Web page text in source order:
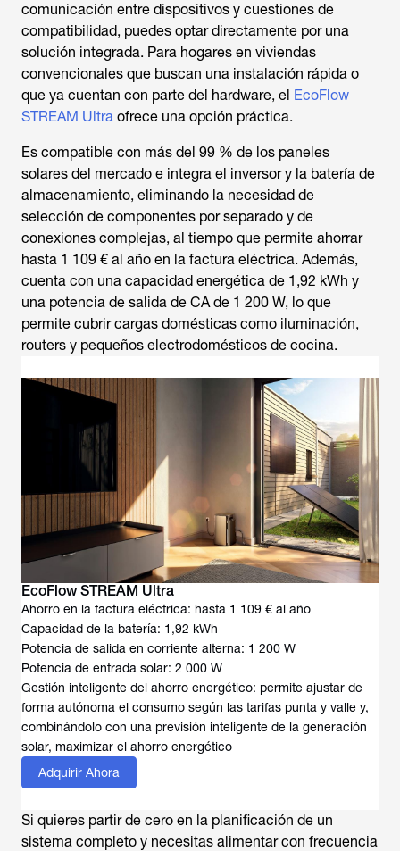
comunicación entre dispositivos y cuestiones de
compatibilidad, puedes optar directamente por una
solución integrada. Para hogares en viviendas
convencionales que buscan una instalación rápida o
que ya cuentan con parte del hardware, el EcoFlow
STREAM Ultra ofrece una opción práctica.
Es compatible con más del 99 % de los paneles
solares del mercado e integra el inversor y la batería de
almacenamiento, eliminando la necesidad de
selección de componentes por separado y de
conexiones complejas, al tiempo que permite ahorrar
hasta 1 109 € al año en la factura eléctrica. Además,
cuenta con una capacidad energética de 1,92 kWh y
una potencia de salida de CA de 1 200 W, lo que
permite cubrir cargas domésticas como iluminación,
routers y pequeños electrodomésticos de cocina.
EcoFlow STREAM Ultra
Ahorro en la factura eléctrica: hasta 1 109 € al año
Capacidad de la batería: 1,92 kWh
Potencia de salida en corriente alterna: 1 200 W
Potencia de entrada solar: 2 000 W
Gestión inteligente del ahorro energético: permite ajustar de
forma autónoma el consumo según las tarifas punta y valle y,
combinándolo con una previsión inteligente de la generación
solar, maximizar el ahorro energético
Adquirir Ahora
Si quieres partir de cero en la planificación de un
sistema completo y necesitas alimentar con frecuencia